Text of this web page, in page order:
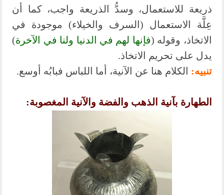
ذريعة للاستعمال، وسدُّ الذريعة واجب، كما أن
عِلَّة الاستعمال (السرف والخيلاء) موجودة في
الاتخاذ، وقوله (فإنها لهم في الدنيا ولنا في الآخرة)
يدل على تحريم الاتخاذ.
تنبيه: الكلام هنا عن الآنية، أما اللباس فبابُه أوسع.
الطهارة بآنية الذهب والفضة والآنية المغصوبة: